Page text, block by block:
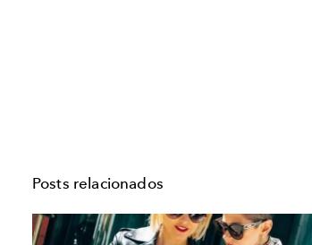
Posts relacionados